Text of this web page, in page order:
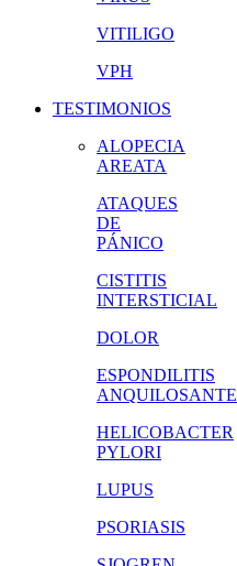
VITILIGO
VPH
TESTIMONIOS
ALOPECIA
AREATA
ATAQUES
DE
PÁNICO
CISTITIS
INTERSTICIAL
DOLOR
ESPONDILITIS
ANQUILOSANTE
HELICOBACTER
PYLORI
LUPUS
PSORIASIS